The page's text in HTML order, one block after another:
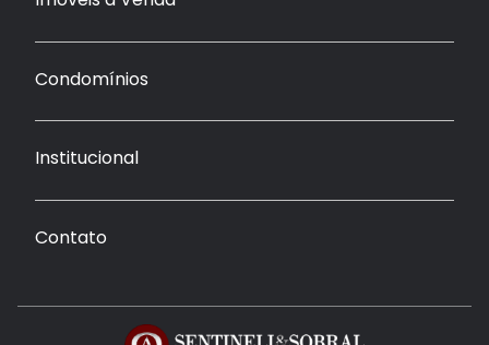
Condomínios
Institucional
Contato